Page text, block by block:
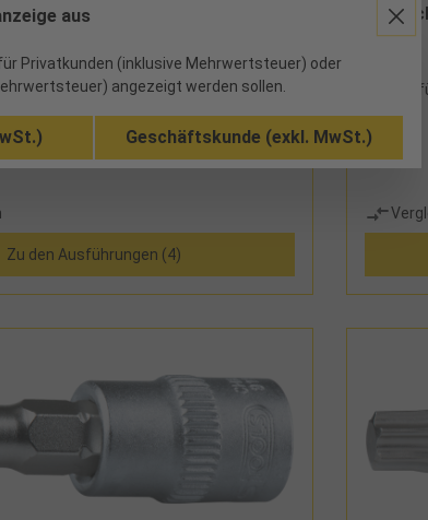
8" Vielzahn Classic L50mm M6
Zu den Ausführungen (4)
PZ1
4
aus
Privatkunden (inklusive Mehrwertsteuer) oder
angezeigt werden sollen.
Geschäftskunde (exkl. MwSt.)